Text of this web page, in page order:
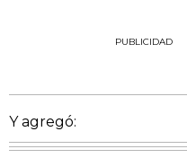
PUBLICIDAD
Y agregó: